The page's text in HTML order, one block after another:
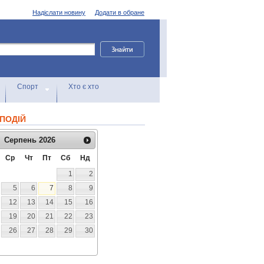
Додати в обране
Надіслати новину
Спорт Хто є хто
Серпень 2026
Ср Чт Пт Сб
Нд
1
2
5 6 7 8
9
12 13 14 15
16
19 20 21 22
23
26 27 28 29
30